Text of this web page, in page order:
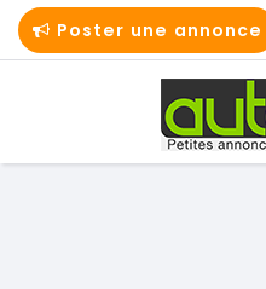
Poster une annonce